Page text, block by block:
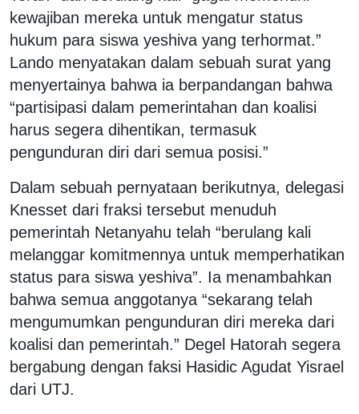
kewajiban mereka untuk mengatur status
hukum para siswa yeshiva yang terhormat.”
Lando menyatakan dalam sebuah surat yang
menyertainya bahwa ia berpandangan bahwa
“partisipasi dalam pemerintahan dan koalisi
harus segera dihentikan, termasuk
pengunduran diri dari semua posisi.”
Dalam sebuah pernyataan berikutnya, delegasi
Knesset dari fraksi tersebut menuduh
pemerintah Netanyahu telah “berulang kali
melanggar komitmennya untuk memperhatikan
status para siswa yeshiva”. Ia menambahkan
bahwa semua anggotanya “sekarang telah
mengumumkan pengunduran diri mereka dari
koalisi dan pemerintah.” Degel Hatorah segera
bergabung dengan faksi Hasidic Agudat Yisrael
dari UTJ.